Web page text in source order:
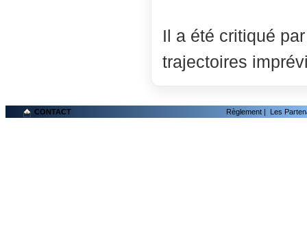
Il a été critiqué
trajectoires
CONTACT Règlement| Les